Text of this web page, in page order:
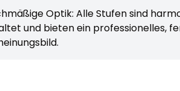
Optik: Alle Stufen sind
und bieten ein professionelles,